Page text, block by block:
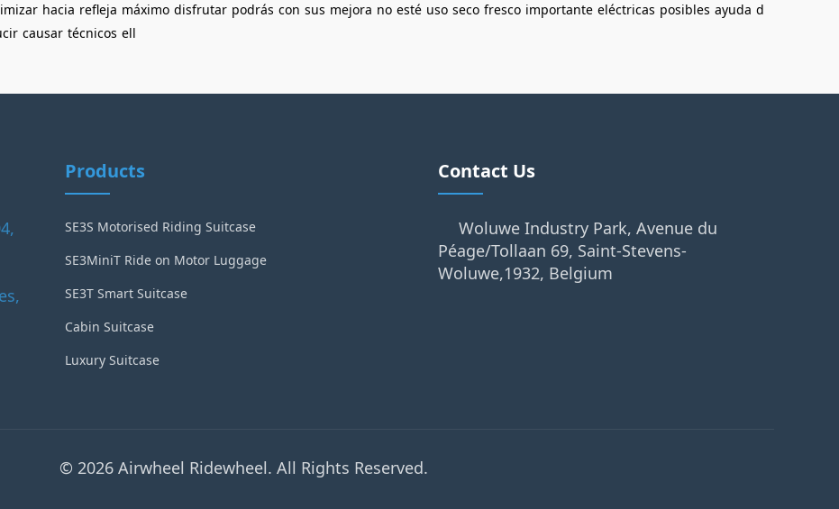
hacia refleja máximo disfrutar podrás con sus mejora no esté uso seco fresco importante eléctricas posibles ayuda d
causar técnicos ell
Products
SE3S Motorised Riding Suitcase
SE3MiniT Ride on Motor Luggage
SE3T Smart Suitcase
Cabin Suitcase
Luxury Suitcase
Contact Us
Woluwe Industry Park, Avenue du
Péage/Tollaan 69, Saint-Stevens-
Woluwe,1932, Belgium
© 2026 Airwheel Ridewheel. All Rights Reserved.